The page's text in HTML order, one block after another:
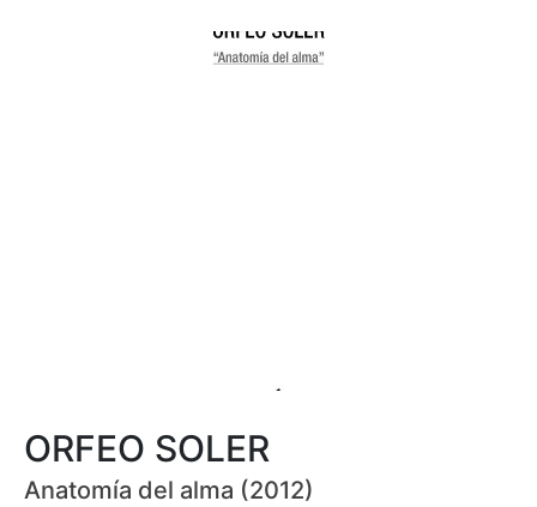
ORFEO SOLER
Anatomía del alma (2012)